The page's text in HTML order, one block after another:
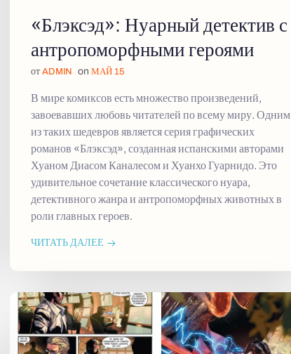
«Блэксэд»: Нуарный детектив с
антропоморфными героями
от ADMIN on МАЙ 15
В мире комиксов есть множество произведений,
завоевавших любовь читателей по всему миру. Одним
из таких шедевров является серия графических
романов «Блэксэд», созданная испанскими авторами
Хуаном Диасом Каналесом и Хуанхо Гуарнидо. Это
удивительное сочетание классического нуара,
детективного жанра и антропоморфных животных в
роли главных героев.
ЧИТАТЬ ДАЛЕЕ